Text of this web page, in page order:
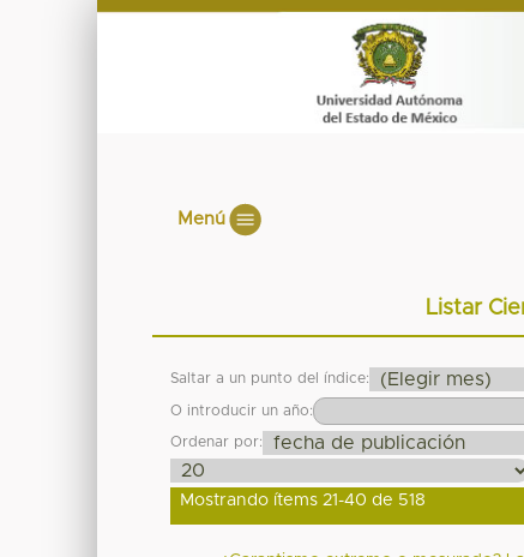
Menú
Listar
Saltar a un punto del índice:
O introducir un año:
Ordenar por:
Mostrando ítems 21-40 de 518